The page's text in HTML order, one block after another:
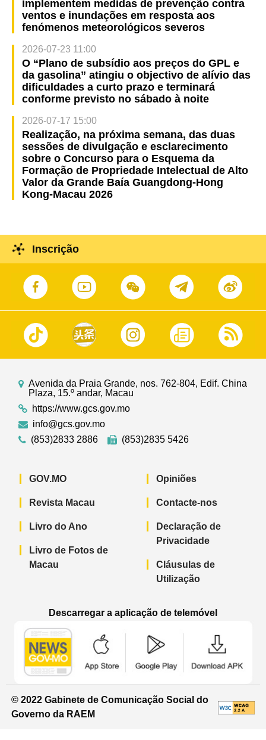
implementem medidas de prevenção contra
ventos e inundações em resposta aos
fenómenos meteorológicos severos
2026-07-23 11:00
O “Plano de subsídio aos preços do GPL e
da gasolina” atingiu o objectivo de alívio das
dificuldades a curto prazo e terminará
conforme previsto no sábado à noite
2026-07-17 15:00
Realização, na próxima semana, das duas
sessões de divulgação e esclarecimento
sobre o Concurso para o Esquema da
Formação de Propriedade Intelectual de Alto
Valor da Grande Baía Guangdong-Hong
Kong-Macau 2026
Inscrição
Avenida da Praia Grande, nos. 762-804, Edif. China
Plaza, 15.º andar, Macau
https://www.gcs.gov.mo
info@gcs.gov.mo
(853)2833 2886
(853)2835 5426
GOV.MO
Revista Macau
Livro do Ano
Livro de Fotos de
Macau
Opiniões
Contacte-nos
Declaração de
Privacidade
Cláusulas de
Utilização
Descarregar a aplicação de telemóvel
© 2022 Gabinete de Comunicação Social do
Governo da RAEM